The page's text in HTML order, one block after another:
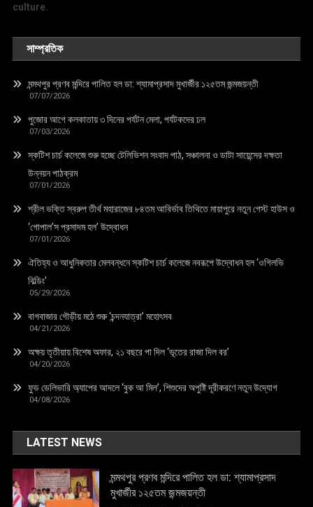
culture.
সাম্প্রতিক
মন্মথপুর প্রণব মন্দিরে পালিত হল ডা: শ্যামাপ্রসাদ মুখার্জীর ১২৫তম জন্মজয়ন্তী
07/07/2026
পুজোর আগে কলকাতায় ৩ দিনের পর্যটন মেলা, পর্যটকদের ঢল
07/03/2026
স্কটিশ চার্চ কলেজে শুরু হচ্ছে টেলিভিশন সংবাদ পাঠ, সঞ্চালনা ও ডাটা সায়েন্সের দক্ষতা
উন্নয়ন পাঠক্রম
07/01/2026
শ্রীল ভক্তি স্বরুপ তীর্থ মহারাজের ৮৪তম আবির্ভাব তিথিতে মায়াপুরে নতুন গেস্ট হাউস ও
‘গোপাল’স প্রসাদম হল’ উদ্বোধন
07/01/2026
ঐতিহ্য ও আধুনিকতার মেলবন্ধনে স্কটিশ চার্চ কলেজে নবরূপে উদ্বোধন হল ‘ওগিলভি
বিল্ডিং’
05/29/2026
বাগবাজার গৌড়ীয় মঠে শুরু ‘চন্দনযাত্রা’ মহোৎসব
04/21/2026
অক্ষয় তৃতীয়ায় বিশেষ অফার, ২১ বছরে পা দিল ‘ভূতের রাজা দিল বর’
04/20/2026
ফুড ডেলিভারি অ্যাপের আদলে ‘বুক আ মিল’, শিশুদের অপুষ্টি দূরীকরণে নতুন উদ্যোগ
04/08/2026
LATEST NEWS
মন্মথপুর প্রণব মন্দিরে পালিত হল ডা: শ্যামাপ্রসাদ
মুখার্জীর ১২৫তম জন্মজয়ন্তী